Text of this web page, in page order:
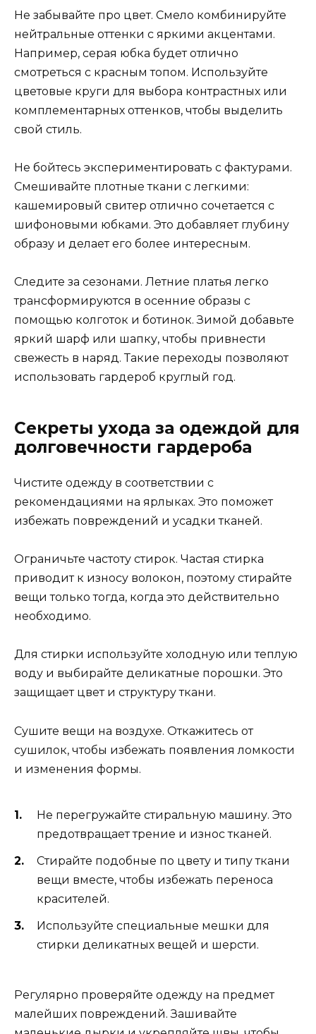
Не забывайте про цвет. Смело комбинируйте
нейтральные оттенки с яркими акцентами.
Например, серая юбка будет отлично
смотреться с красным топом. Используйте
цветовые круги для выбора контрастных или
комплементарных оттенков, чтобы выделить
свой стиль.
Не бойтесь экспериментировать с фактурами.
Смешивайте плотные ткани с легкими:
кашемировый свитер отлично сочетается с
шифоновыми юбками. Это добавляет глубину
образу и делает его более интересным.
Следите за сезонами. Летние платья легко
трансформируются в осенние образы с
помощью колготок и ботинок. Зимой добавьте
яркий шарф или шапку, чтобы привнести
свежесть в наряд. Такие переходы позволяют
использовать гардероб круглый год.
Секреты ухода за одеждой для
долговечности гардероба
Чистите одежду в соответствии с
рекомендациями на ярлыках. Это поможет
избежать повреждений и усадки тканей.
Ограничьте частоту стирок. Частая стирка
приводит к износу волокон, поэтому стирайте
вещи только тогда, когда это действительно
необходимо.
Для стирки используйте холодную или теплую
воду и выбирайте деликатные порошки. Это
защищает цвет и структуру ткани.
Сушите вещи на воздухе. Откажитесь от
сушилок, чтобы избежать появления ломкости
и изменения формы.
Не перегружайте стиральную машину. Это
предотвращает трение и износ тканей.
Стирайте подобные по цвету и типу ткани
вещи вместе, чтобы избежать переноса
красителей.
Используйте специальные мешки для
стирки деликатных вещей и шерсти.
Регулярно проверяйте одежду на предмет
малейших повреждений. Зашивайте